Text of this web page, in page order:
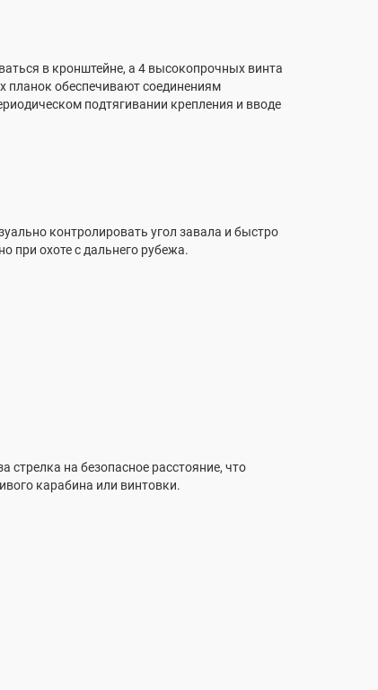
в кронштейне, а 4 высокопрочных винта
планок обеспечивают соединениям
подтягивании крепления и вводе
контролировать угол завала и быстро
при охоте с дальнего рубежа.
стрелка на безопасное расстояние, что
карабина или винтовки.